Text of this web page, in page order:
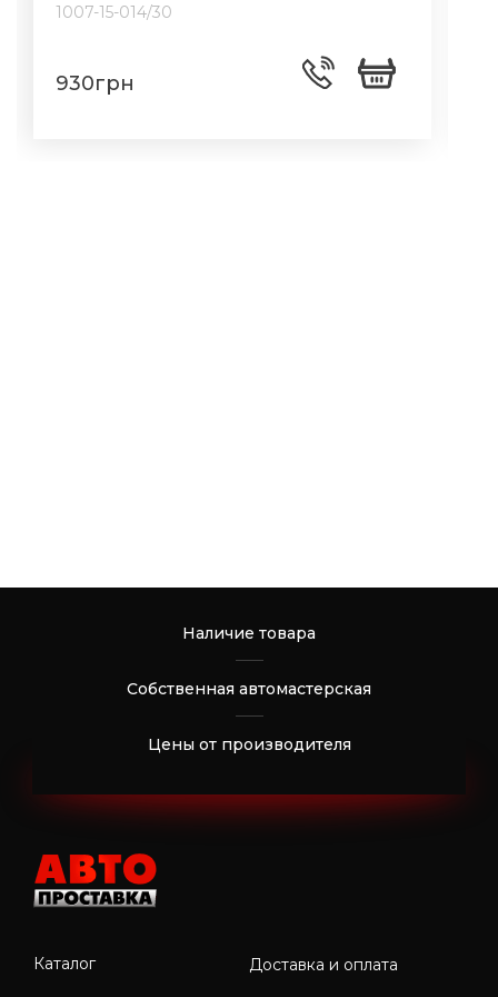
1007-15-014/30
930грн
Наличие товара
Собственная автомастерская
Цены от производителя
Каталог Доставка и оплата